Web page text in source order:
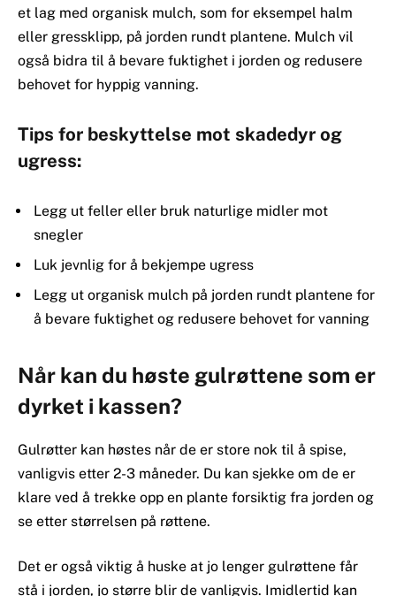
et lag med organisk mulch, som for eksempel halm
eller gressklipp, på jorden rundt plantene. Mulch vil
også bidra til å bevare fuktighet i jorden og redusere
behovet for hyppig vanning.
Tips for beskyttelse mot skadedyr og
ugress:
Legg ut feller eller bruk naturlige midler mot
snegler
Luk jevnlig for å bekjempe ugress
Legg ut organisk mulch på jorden rundt plantene for
å bevare fuktighet og redusere behovet for vanning
Når kan du høste gulrøttene som er
dyrket i kassen?
Gulrøtter kan høstes når de er store nok til å spise,
vanligvis etter 2-3 måneder. Du kan sjekke om de er
klare ved å trekke opp en plante forsiktig fra jorden og
se etter størrelsen på røttene.
Det er også viktig å huske at jo lenger gulrøttene får
stå i jorden, jo større blir de vanligvis. Imidlertid kan